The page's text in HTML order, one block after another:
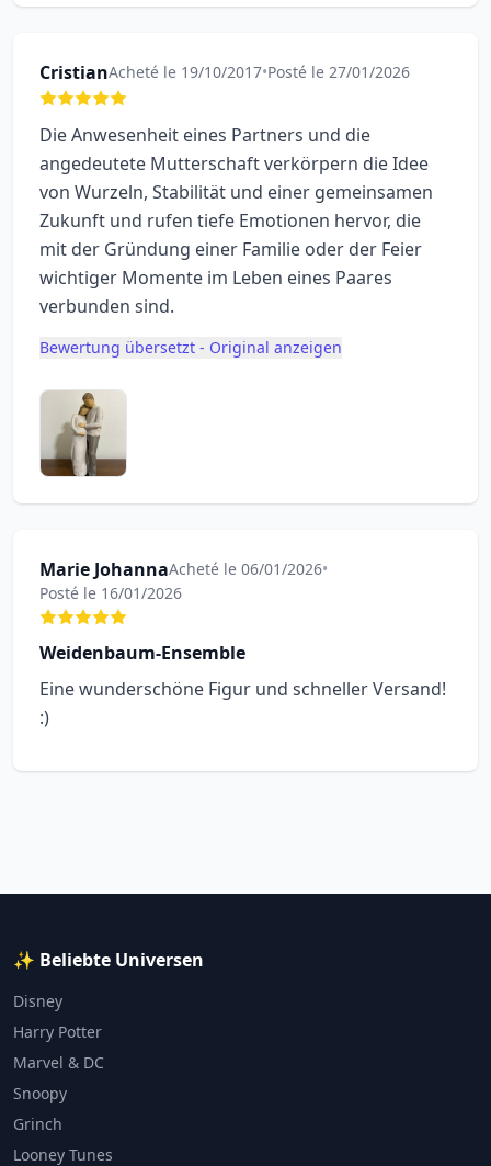
CristianAcheté le 19/10/2017•Posté le 27/01/2026
Die Anwesenheit eines Partners und die
angedeutete Mutterschaft verkörpern die Idee
von Wurzeln, Stabilität und einer gemeinsamen
Zukunft und rufen tiefe Emotionen hervor, die
mit der Gründung einer Familie oder der Feier
wichtiger Momente im Leben eines Paares
verbunden sind.
Bewertung übersetzt - Original anzeigen
Marie JohannaAcheté le 06/01/2026•
Posté le 16/01/2026
Weidenbaum-Ensemble
Eine wunderschöne Figur und schneller Versand!
:)
✨ Beliebte Universen
Disney
Harry Potter
Marvel & DC
Snoopy
Grinch
Looney Tunes